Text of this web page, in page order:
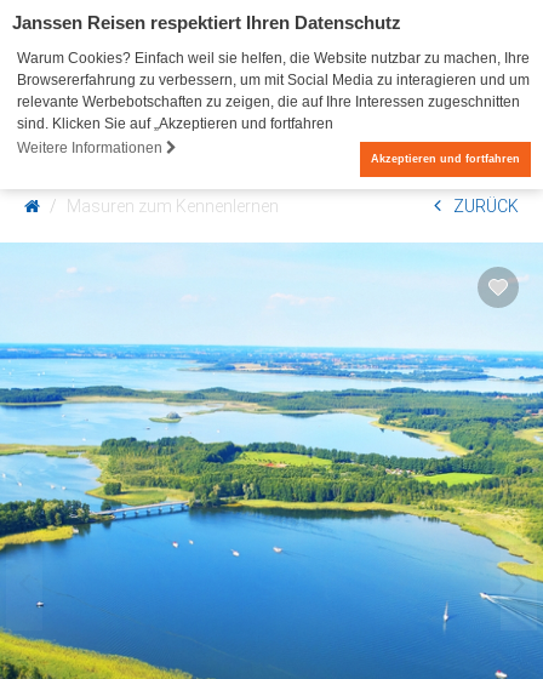
Janssen Reisen respektiert Ihren Datenschutz
Warum Cookies? Einfach weil sie helfen, die Website nutzbar zu machen, Ihre
Browsererfahrung zu verbessern, um mit Social Media zu interagieren und um
relevante Werbebotschaften zu zeigen, die auf Ihre Interessen zugeschnitten
sind. Klicken Sie auf „Akzeptieren und fortfahren
Weitere Informationen
Akzeptieren und fortfahren
Masuren zum Kennenlernen ZURÜCK